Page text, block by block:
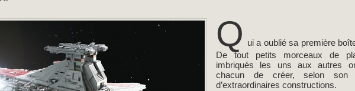
Q ui a oublié sa première
De tout petits morceaux de
imbriqués les uns aux autres
chacun de créer, selon son
d’extraordinaires constructions.